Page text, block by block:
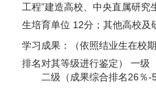
工程”建造高校、中央直属研
生培育单位 12分；其他高校及
学习成果：（依照结业生在校
排名对其等级进行鉴定） 一级
二级（成果综合排名26％-